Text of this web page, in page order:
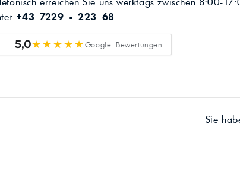
+43 7229 - 223 68
5,0★★★★★Google Bewertungen
Sie